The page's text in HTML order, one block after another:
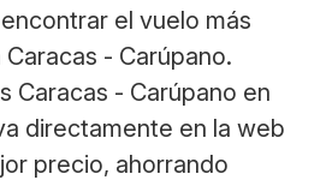
el vuelo más
- Carúpano.
Caracas - Carúpano en
directamente en la web
precio, ahorrando